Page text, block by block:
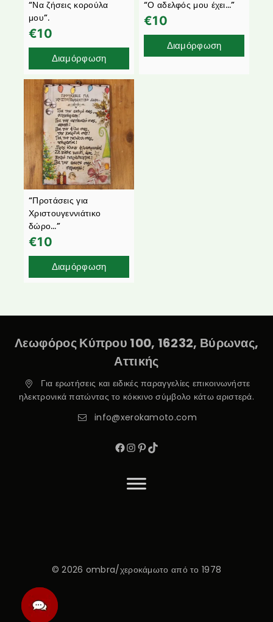
“Να ζήσεις κορούλα
μου”.
€10
Διαμόρφωση
“Ο αδελφός μου έχει…”
€10
Διαμόρφωση
“Προτάσεις για
Χριστουγεννιάτικο
δώρο…”
€10
Διαμόρφωση
Λεωφόρος Κύπρου 100, 16232, Βύρωνας,
Αττικής
Για ερωτήσεις και ειδικές παραγγελίες επικοινωνήστε
ηλεκτρονικά πατώντας το κόκκινο σύμβολο κάτω αριστερά.
info@xerokamoto.com
© 2026 ombra/χεροκάμωτο από το 1978